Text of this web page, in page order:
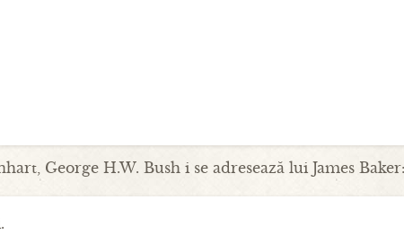
George H.W. Bush i se adresează lui James Baker: